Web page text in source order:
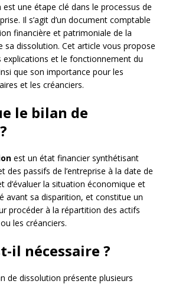
une étape clé dans le processus de
Il s’agit d’un document comptable
financière et patrimoniale de la
sa dissolution. Cet article vous propose
explications et le fonctionnement du
que son importance pour les
et les créanciers.
le bilan de
est un état financier synthétisant
des passifs de l’entreprise à la date de
d’évaluer la situation économique et
avant sa disparition, et constitue un
procéder à la répartition des actifs
les créanciers.
il nécessaire ?
de dissolution présente plusieurs